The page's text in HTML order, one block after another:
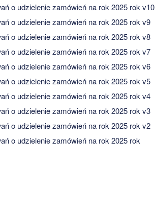
o udzielenie zamówień na rok 2025 rok v10
o udzielenie zamówień na rok 2025 rok v9
o udzielenie zamówień na rok 2025 rok v8
o udzielenie zamówień na rok 2025 rok v7
o udzielenie zamówień na rok 2025 rok v6
o udzielenie zamówień na rok 2025 rok v5
o udzielenie zamówień na rok 2025 rok v4
o udzielenie zamówień na rok 2025 rok v3
o udzielenie zamówień na rok 2025 rok v2
o udzielenie zamówień na rok 2025 rok